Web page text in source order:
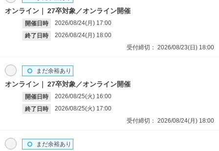
オンライン 27卒対象／オンライン開催
開催日時 2026/08/24(月) 17:00
終了日時
2026/08/24(月) 18:00
受付締切： 2026/08/23(日) 18:00
オンライン 27卒対象／オンライン開催
開催日時 2026/08/25(火) 16:00
終了日時
2026/08/25(火) 17:00
まだ余裕あり
受付締切： 2026/08/24(月) 18:00
まだ余裕あり